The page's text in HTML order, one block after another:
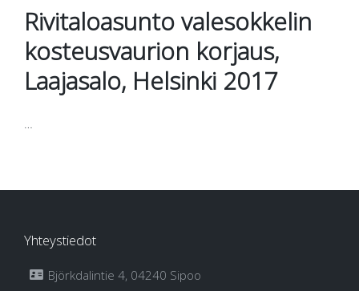
in
Rivitaloasunto valesokkelin
kosteusvaurion korjaus,
Laajasalo, Helsinki 2017
Yhteystiedot
Björkdalintie 4, 04240 Sipoo